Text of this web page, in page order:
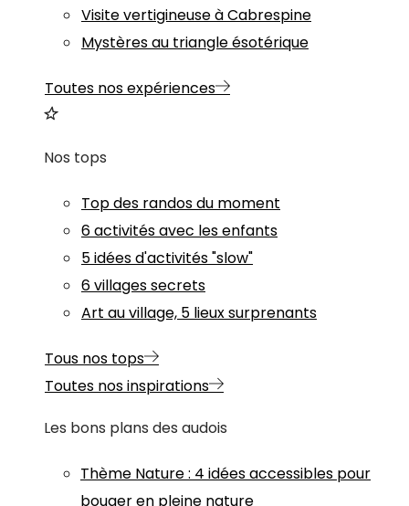
Visite vertigineuse à Cabrespine
Mystères au triangle ésotérique
Toutes nos expériences
Nos tops
Top des randos du moment
6 activités avec les enfants
5 idées d'activités "slow"
6 villages secrets
Art au village, 5 lieux surprenants
Tous nos tops
Toutes nos inspirations
Les bons plans des audois
Thème Nature: 4 idées accessibles pour
bouger en pleine nature